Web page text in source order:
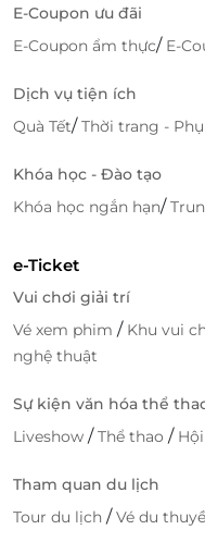
sóc răng miệng đa
Khách hàng được tư
không phát sinh...
toàn phòng khám,
E-Coupon ưu đãi
E-Coupon ẩm thực/ E-
Dịch vụ tiện ích
Quà Tết/Thời trang -
Khóa học - Đào tạo
Khóa học ngắn hạn/
e-Ticket
Vui chơi giải trí
Vé xem phim / Khu vui
nghệ thuật
Sự kiện văn hóa thể
Liveshow /Thể thao /
Tham quan du lịch
Tour du lịch /Vé du